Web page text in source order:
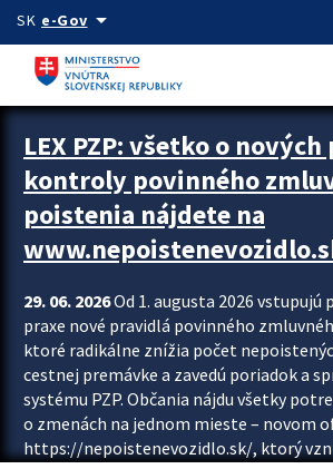
Preskocit na hlavný obsah
SK e-Govarrow_drop_down
Zastavit automatický posun upútavok
LEX PZP: všetko o
kontroly povinného
poistenia nájdete na
29. 06. 2026Od 1. augusta 2026 vstupujú
praxe nové pravidlá povinného
ktoré radikálne znížia počet
cestnej premávke a zavedú poriadok a
systému PZP. Občania nájdu všetky
o zmenách na jednom mieste – novom
https://nepoistenevozidlo.sk/, ktorý